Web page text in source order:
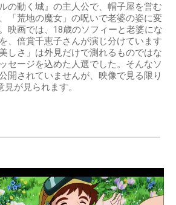
の動く城』の主人公で、帽子屋を営む
「荒地の魔女」の呪いで老婆の姿に変
映画では、18歳のソフィーと老婆にな
、倍賞千恵子さんが演じ分けています
しさ」は外見だけで測れるものではな
セージを込めた人選でした。そんなソ
開されていませんが、映像で見る限り
が見られます。